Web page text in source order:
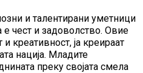
и талентирани уметници
чест и задоволство. Овие
и креативност, ја креираат
нација. Младите
преку својата смела